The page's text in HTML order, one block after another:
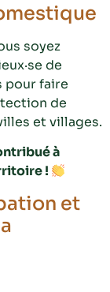
soyez
de
pour faire
de
et villages.
à
!
et